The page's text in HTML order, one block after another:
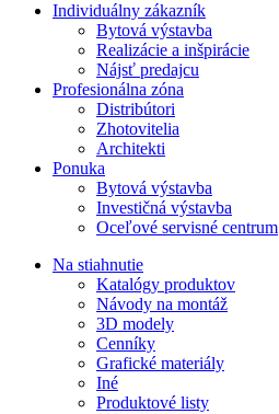
Individuálny zákazník
Bytová výstavba
Realizácie a inšpirácie
Nájsť predajcu
Profesionálna zóna
Distribútori
Zhotovitelia
Architekti
Ponuka
Bytová výstavba
Investičná výstavba
Oceľové servisné centrum
Na stiahnutie
Katalógy produktov
Návody na montáž
3D modely
Cenníky
Grafické materiály
Iné
Produktové listy